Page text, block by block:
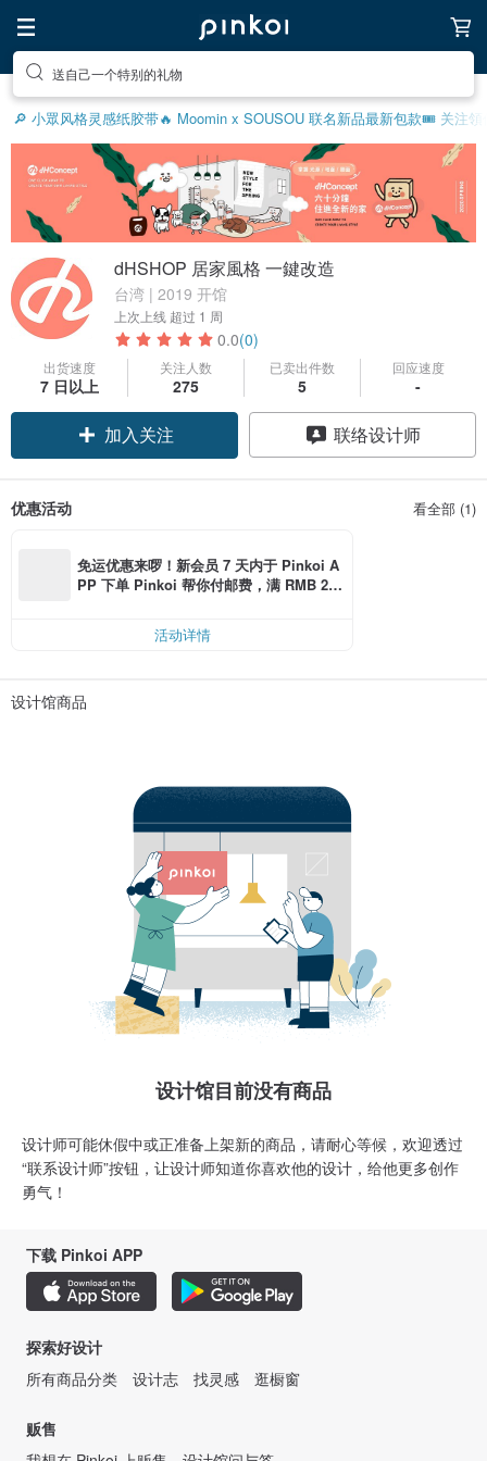
送自己一个特别的礼物
🔎 小眾风格灵感纸胶带🔥 Moomin x SOUSOU 联名新品最新包款🎟️ 关注領
dHSHOP 居家風格 一鍵改造
台湾 | 2019 开馆
上次上线 超过 1 周
0.0(0)
出货速度
7 日以上
关注人数
275
已卖出件数
5
回应速度
-
加入关注 联络设计师
优惠活动 看全部 (1)
免运优惠来啰！新会员 7 天内于 Pinkoi A
PP 下单 Pinkoi 帮你付邮费，满 RMB 25
活动详情
设计馆商品
设计馆目前没有商品
设计师可能休假中或正准备上架新的商品，请耐心等候，欢迎透过
“联系设计师”按钮，让设计师知道你喜欢他的设计，给他更多创作
勇气！
下载 Pinkoi APP
探索好设计
所有商品分类
设计志 找灵感 逛橱窗
贩售